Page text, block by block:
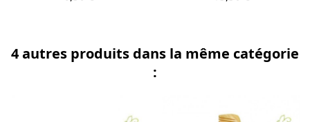
4 autres produits dans la même catégorie
: